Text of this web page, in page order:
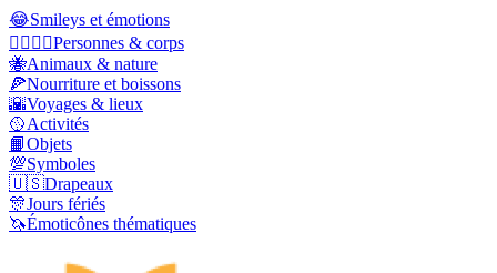
😂Smileys et émotions
👩‍❤️‍💋‍👨Personnes & corps
🐝Animaux & nature
🍕Nourriture et boissons
🌇Voyages & lieux
🥎Activités
📙Objets
💯Symboles
🇺🇸Drapeaux
🎊Jours fériés
🦄Émoticônes thématiques